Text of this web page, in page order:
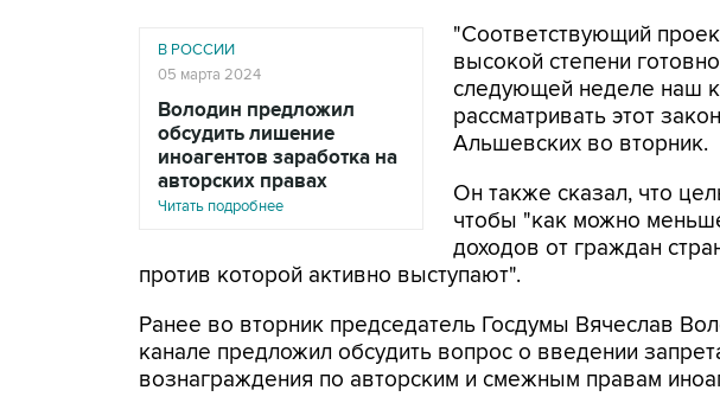
В РОССИИ
05 марта 2024
Володин предложил
обсудить лишение
иноагентов заработка на
авторских правах
Читать подробнее
"Соответствующий
высокой степени
следующей неделе наш
рассматривать этот
Альшевских во вторник.
Он также сказал, что
чтобы "как можно
доходов от граждан
против которой активно выступают".
Ранее во вторник председатель Госдумы Вячеслав
канале предложил обсудить вопрос о введении
вознаграждения по авторским и смежным правам